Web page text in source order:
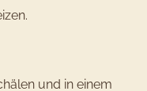
und in einem